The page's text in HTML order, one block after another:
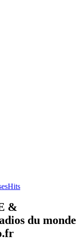
Hits
&
du monde